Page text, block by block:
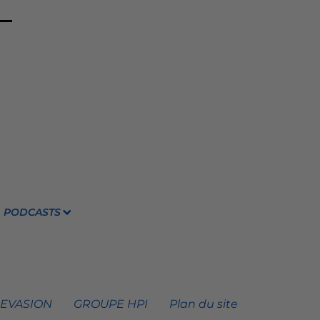
PODCASTS
GROUPE HPI Plan du site